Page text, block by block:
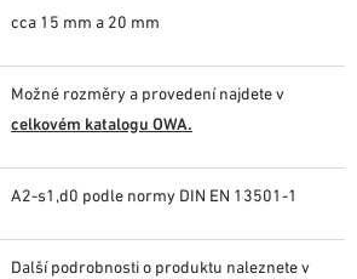
cca 15 mm a 20 mm
Možné rozměry a provedení najdete v
celkovém katalogu OWA.
A2-s1,d0 podle normy DIN EN 13501-1
Další podrobnosti o produktu naleznete v